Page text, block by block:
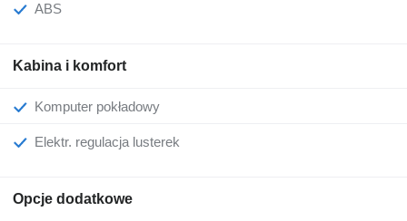
ABS
Kabina i komfort
Komputer pokładowy
Elektr. regulacja lusterek
Opcje dodatkowe